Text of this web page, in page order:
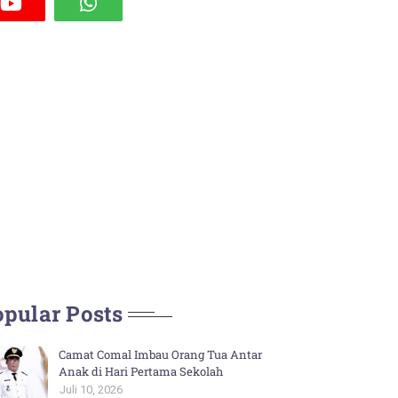
Posts
Camat Comal Imbau Orang Tua Antar
Anak di Hari Pertama Sekolah
Juli 10, 2026